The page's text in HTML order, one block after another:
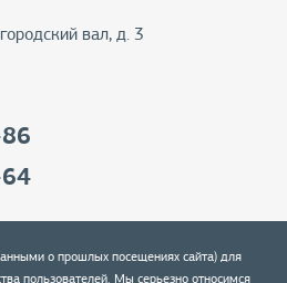
вал, д. 3
о прошлых посещениях сайта) для
пользователей. Мы серьезно относимся